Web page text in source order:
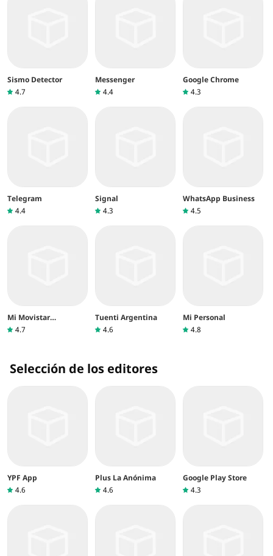
Sismo Detector
4.7
Messenger
4.4
Google Chrome
4.3
Telegram
4.4
Signal
4.3
WhatsApp Business
4.5
Mi Movistar
Argentina
4.7
Tuenti Argentina
4.6
Mi Personal
4.8
Selección de los editores
YPF App
4.6
Plus La Anónima
4.6
Google Play Store
4.3